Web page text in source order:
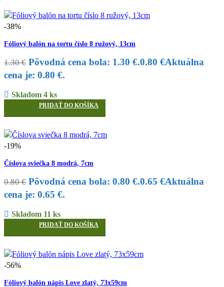
-38%
Fóliový balón na tortu číslo 8 ružový, 13cm
1.30€ Pôvodná cena bola: 1.30 €.0.80 €Aktuálna
cena je: 0.80 €.
Skladom 4 ks
PRIDAŤ DO KOŠÍKA
-19%
Číslova sviečka 8 modrá, 7cm
0.80€ Pôvodná cena bola: 0.80 €.0.65 €Aktuálna
cena je: 0.65 €.
Skladom 11 ks
PRIDAŤ DO KOŠÍKA
-56%
Fóliový balón nápis Love zlatý, 73x59cm